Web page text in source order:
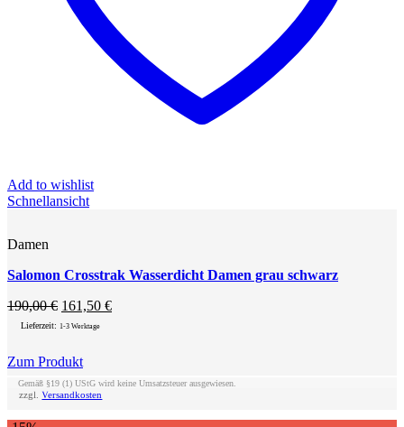
Add to wishlist
Schnellansicht
Damen
Salomon Crosstrak Wasserdicht Damen grau schwarz
190,00€ Ursprünglicher
Preis
190,00 €
161,50 €Aktueller
Lieferzeit: 1-3 Werktage
Zum Produkt
Dieses
Produkt
Gemäß §19 (1) UStG wird keine Umsatzsteuer ausgewiesen.
zzgl. Versandkosten